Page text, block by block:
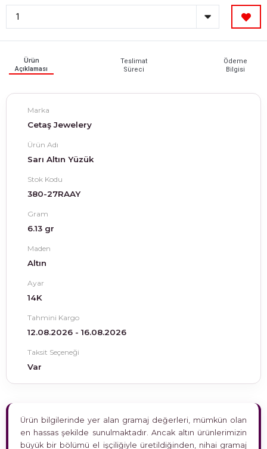
Ürün
Açıklaması
Teslimat
Süreci
Ödeme
Bilgisi
Marka
Cetaş Jewelery
Ürün Adı
Sarı Altın Yüzük
Stok Kodu
380-27RAAY
Gram
6.13 gr
Maden
Altın
Ayar
14K
Tahmini Kargo
12.08.2026 - 16.08.2026
Taksit Seçeneği
Var
Ürün bilgilerinde yer alan gramaj değerleri, mümkün olan
en hassas şekilde sunulmaktadır. Ancak altın ürünlerimizin
büyük bir bölümü el işçiliğiyle üretildiğinden, nihai gramaj